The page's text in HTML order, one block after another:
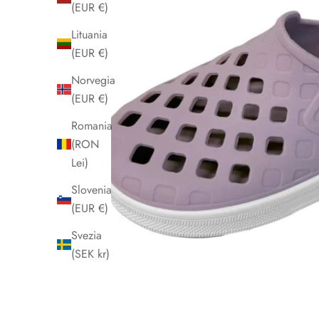
(EUR €)
Lituania
(EUR €)
Norvegia
(EUR €)
Romania
(RON
Lei)
Slovenia
(EUR €)
Svezia
(SEK kr)